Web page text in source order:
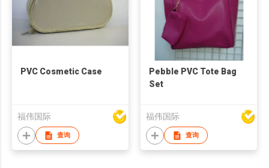
PVC Cosmetic Case
福伟国际
查询
Pebble PVC Tote Bag
Set
福伟国际
查询